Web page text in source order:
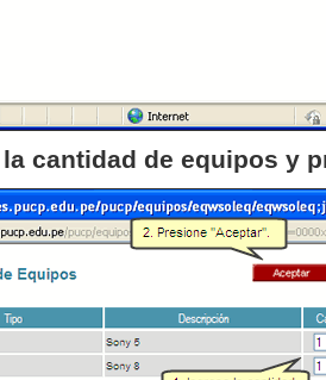
cantidad de equipos y